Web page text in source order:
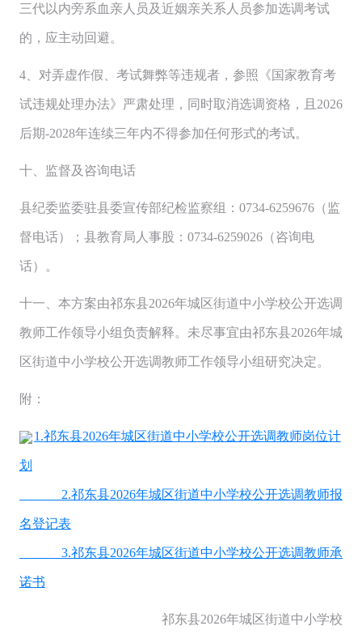
三代以内旁系血亲人员及近姻亲关系人员参加选调考试
的，应主动回避。
4、对弄虚作假、考试舞弊等违规者，参照《国家教育考
试违规处理办法》严肃处理，同时取消选调资格，且2026
后期-2028年连续三年内不得参加任何形式的考试。
十、监督及咨询电话
县纪委监委驻县委宣传部纪检监察组：0734-6259676（监
督电话）；县教育局人事股：0734-6259026（咨询电
话）。
十一、本方案由祁东县2026年城区街道中小学校公开选调
教师工作领导小组负责解释。未尽事宜由祁东县2026年城
区街道中小学校公开选调教师工作领导小组研究决定。
附：
1.祁东县2026年城区街道中小学校公开选调教师岗位计
划
2.祁东县2026年城区街道中小学校公开选调教师报
名登记表
3.祁东县2026年城区街道中小学校公开选调教师承
诺书
祁东县2026年城区街道中小学校